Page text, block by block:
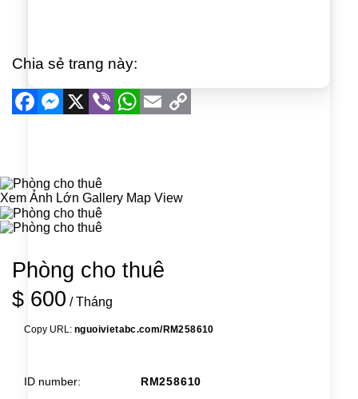
Chia sẻ trang này:
FacebookMessenger
X ViberWhatsApp
Email
Xem Ảnh Lớn Gallery Map View
Phòng cho thuê
$ 600 / Tháng
Copy URL: nguoivietabc.com/RM258610
ID number RM258610